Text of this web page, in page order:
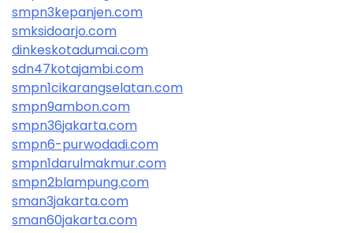
smpn3kepanjen.com
smksidoarjo.com
dinkeskotadumai.com
sdn47kotajambi.com
smpn1cikarangselatan.com
smpn9ambon.com
smpn36jakarta.com
smpn6-purwodadi.com
smpn1darulmakmur.com
smpn2blampung.com
sman3jakarta.com
sman60jakarta.com